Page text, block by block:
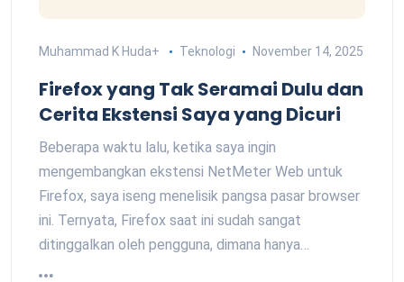
Muhammad K Huda+ Teknologi November 14, 2025
Firefox yang Tak Seramai Dulu dan
Cerita Ekstensi Saya yang Dicuri
Beberapa waktu lalu, ketika saya ingin
mengembangkan ekstensi NetMeter Web untuk
Firefox, saya iseng menelisik pangsa pasar browser
ini. Ternyata, Firefox saat ini sudah sangat
ditinggalkan oleh pengguna, dimana hanya…